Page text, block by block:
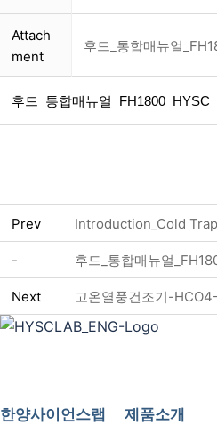
Attach
ment
후드_통합매뉴얼
후드_통합매뉴얼_FH1800_HYSC
Prev Introduction_Cold Trap
- 후드_통합매뉴얼
Next 고온열풍건조기-
한양사이언스랩 제품소개